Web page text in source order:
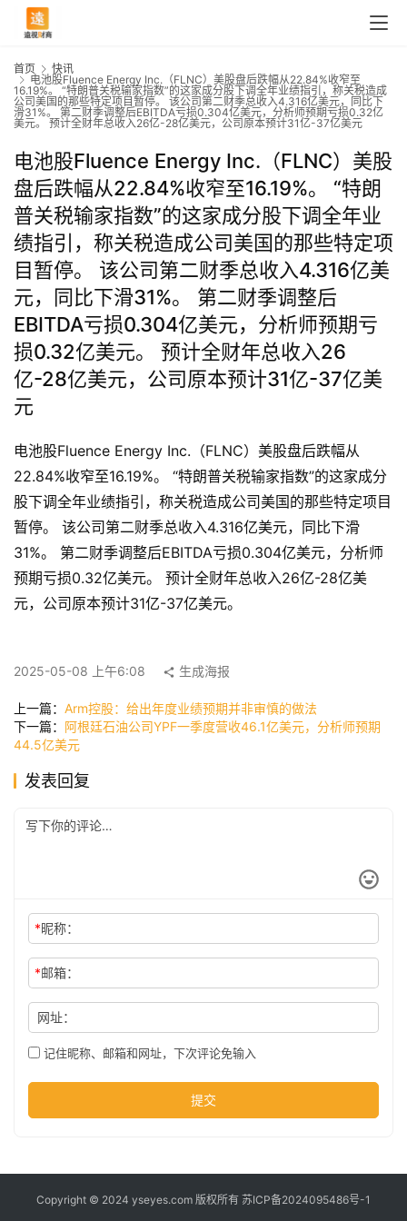
首
页
讯
时
尚
科
首页
快讯
电池股Fluence Energy Inc.（FLNC）美股盘后跌幅从22.84%收窄至
16.19%。 “特朗普关税输家指数”的这家成分股下调全年业绩指引，称关税造成
公司美国的那些特定项目暂停。 该公司第二财季总收入4.316亿美元，同比下
滑31%。 第二财季调整后EBITDA亏损0.304亿美元，分析师预期亏损0.32亿
美元。 预计全财年总收入26亿-28亿美元，公司原本预计31亿-37亿美元
电池股Fluence Energy Inc.（FLNC）美股
盘后跌幅从22.84%收窄至16.19%。 “特朗
普关税输家指数”的这家成分股下调全年业
绩指引，称关税造成公司美国的那些特定项
目暂停。 该公司第二财季总收入4.316亿美
元，同比下滑31%。 第二财季调整后
EBITDA亏损0.304亿美元，分析师预期亏
损0.32亿美元。 预计全财年总收入26
亿-28亿美元，公司原本预计31亿-37亿美
元
电池股Fluence Energy Inc.（FLNC）美股盘后跌幅从
22.84%收窄至16.19%。 “特朗普关税输家指数”的这家成分
股下调全年业绩指引，称关税造成公司美国的那些特定项目
暂停。 该公司第二财季总收入4.316亿美元，同比下滑
31%。 第二财季调整后EBITDA亏损0.304亿美元，分析师
预期亏损0.32亿美元。 预计全财年总收入26亿-28亿美
元，公司原本预计31亿-37亿美元。
2025-05-08 上午6:08 生成海报
上一篇： Arm控股：给出年度业绩预期并非审慎的做法
下一篇： 阿根廷石油公司YPF一季度营收46.1亿美元，分析师预期
44.5亿美元
发表回复
*昵称：
*邮箱：
网址：
记住昵称、邮箱和网址，下次评论免输入
提交
Copyright © 2024 yseyes.com 版权所有 苏ICP备2024095486号-1